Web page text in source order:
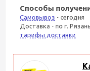
Способы
Самовывоз - сегодня
Доставка - по г.
тарифы доставки